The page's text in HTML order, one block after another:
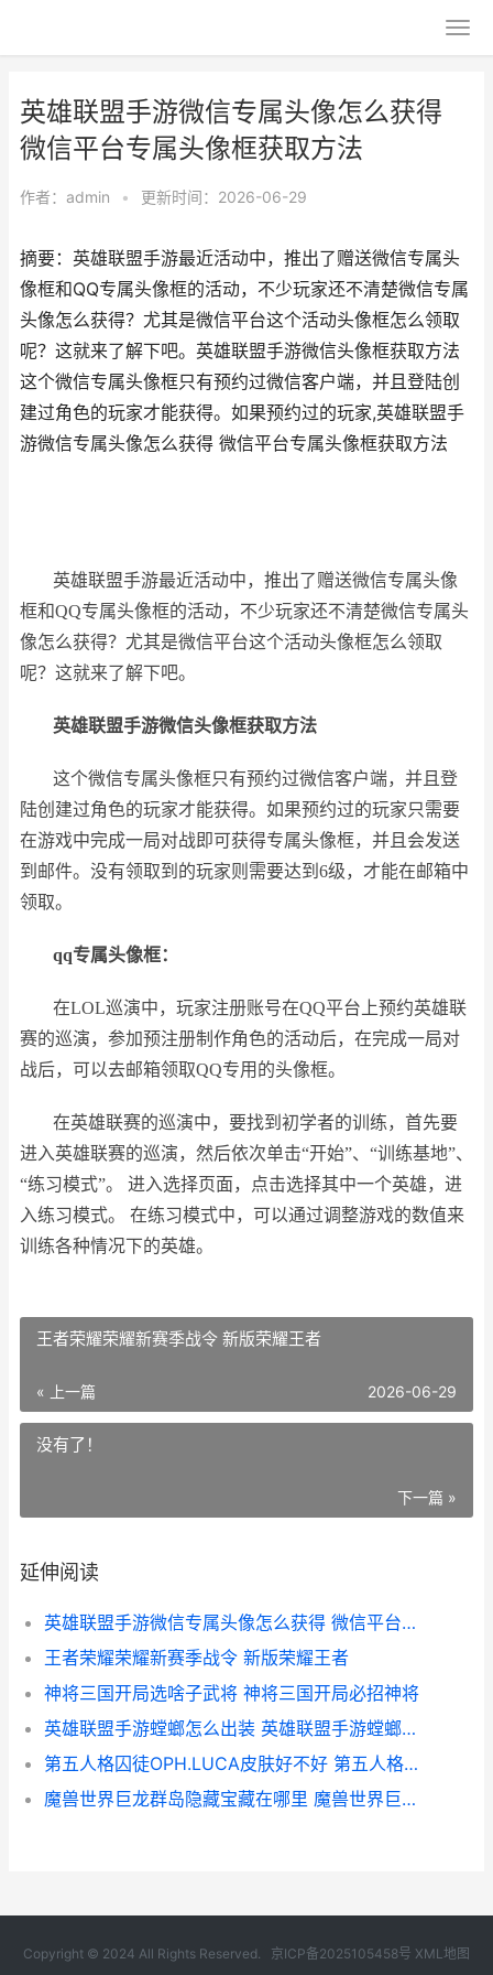
英雄联盟手游微信专属头像怎么获得
微信平台专属头像框获取方法
作者： admin • 更新时间：2026-06-29
摘要：英雄联盟手游最近活动中，推出了赠送微信专属头
像框和QQ专属头像框的活动，不少玩家还不清楚微信专属
头像怎么获得？尤其是微信平台这个活动头像框怎么领取
呢？这就来了解下吧。英雄联盟手游微信头像框获取方法
这个微信专属头像框只有预约过微信客户端，并且登陆创
建过角色的玩家才能获得。如果预约过的玩家,英雄联盟手
游微信专属头像怎么获得 微信平台专属头像框获取方法
英雄联盟手游最近活动中，推出了赠送微信专属头像
框和QQ专属头像框的活动，不少玩家还不清楚微信专属头
像怎么获得？尤其是微信平台这个活动头像框怎么领取
呢？这就来了解下吧。
英雄联盟手游微信头像框获取方法
这个微信专属头像框只有预约过微信客户端，并且登
陆创建过角色的玩家才能获得。如果预约过的玩家只需要
在游戏中完成一局对战即可获得专属头像框，并且会发送
到邮件。没有领取到的玩家则需要达到6级，才能在邮箱中
领取。
qq专属头像框：
在LOL巡演中，玩家注册账号在QQ平台上预约英雄联
赛的巡演，参加预注册制作角色的活动后，在完成一局对
战后，可以去邮箱领取QQ专用的头像框。
在英雄联赛的巡演中，要找到初学者的训练，首先要
进入英雄联赛的巡演，然后依次单击“开始”、“训练基地”、
“练习模式”。 进入选择页面，点击选择其中一个英雄，进
入练习模式。 在练习模式中，可以通过调整游戏的数值来
训练各种情况下的英雄。
王者荣耀荣耀新赛季战令 新版荣耀王者
« 上一篇 2026-06-29
没有了！
下一篇 »
延伸阅读
英雄联盟手游微信专属头像怎么获得 微信平台专属头像框获取方法
王者荣耀荣耀新赛季战令 新版荣耀王者
神将三国开局选啥子武将 神将三国开局必招神将
英雄联盟手游螳螂怎么出装 英雄联盟手游螳螂出装攻略
第五人格囚徒OPH.LUCA皮肤好不好 第五人格囚徒oph电竞皮肤优化
魔兽世界巨龙群岛隐藏宝藏在哪里 魔兽世界巨龙群岛拍卖行在哪里
Copyright © 2024 All Rights Reserved. 京ICP备2025105458号 XML地图